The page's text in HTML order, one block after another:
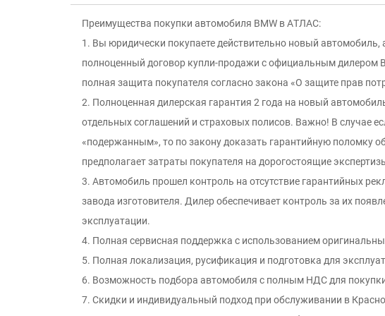
Преимущества покупки автомобиля ВМW в АTЛАC:
1. Вы юридически покупаете действительно новый
полноценный договор купли-продажи c официальным дилером
полная защита покупателя согласно закона «O защите прав
2. Полноценная дилерская гарантия 2 года на новый
отдельных соглашений и страховых полисов. Важно! В случае
«подержанным», то по закону доказать гарантийную поломку
предполагает затраты покупателя на дорогостоящие
3. Автомобиль прошел контроль на отсутствие гарантийных
завода изготовителя. Дилер обеспечивает контроль за их
эксплуатации.
4. Полная сервисная поддержка с использованием
5. Полная локализация, русификация и подготовка для
6. Возможность подбора автомобиля с полным НДС для
7. Скидки и индивидуальный подход при обслуживании в